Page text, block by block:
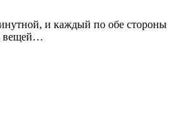
и каждый по обе стороны
вещей…